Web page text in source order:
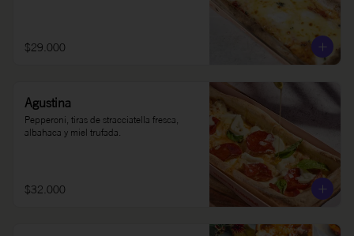
$29.000
Agustina
Pepperoni, tiras de stracciatella fresca,
albahaca y miel trufada.
$32.000